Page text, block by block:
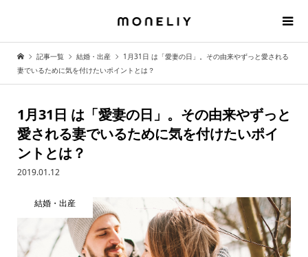
記事一覧 結婚・出産
1月31日 は「愛妻の日」。その由来やずっと愛される
妻でいるために気を付けたいポイントとは？
1月31日 は「愛妻の日」。その由来やずっと
愛される妻でいるために気を付けたいポイ
ントとは？
2019.01.12
結婚・出産